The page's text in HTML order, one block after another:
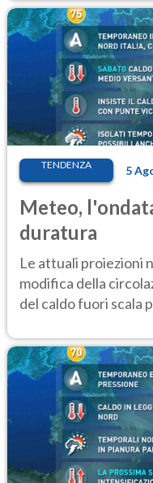
TENDENZA 5
Meteo,
duratura
Le attuali proiezioni
modifica della
del caldo fuori scala